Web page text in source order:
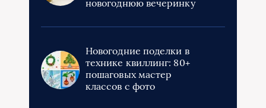
новогоднюю вечеринку
Новогодние поделки в
технике квиллинг: 80+
пошаговых мастер
классов с фото